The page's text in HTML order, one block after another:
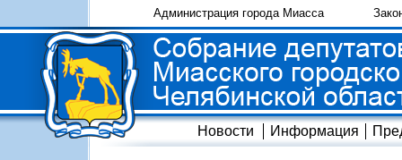
Администрация города Миасса
Новости Информация